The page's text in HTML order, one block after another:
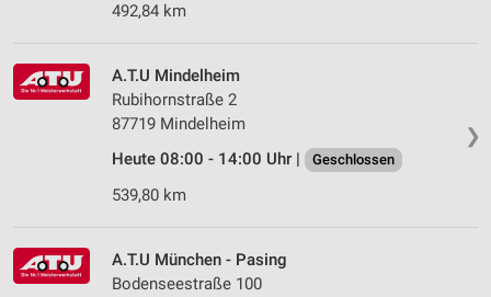
492,84 km
❯
A.T.U Mindelheim
Rubihornstraße 2
87719 Mindelheim
Heute 08:00 - 14:00 Uhr |
Geschlossen
539,80 km
A.T.U München - Pasing
Bodenseestraße 100